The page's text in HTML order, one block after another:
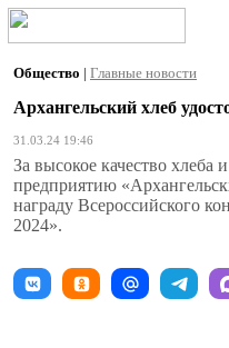
Общество | Главные новости
Архангельский хлеб
31.03.24 19:46
За высокое качество хлеба
предприятию
награду Всероссийского
2024».